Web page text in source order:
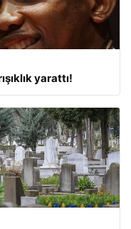
yarattı!